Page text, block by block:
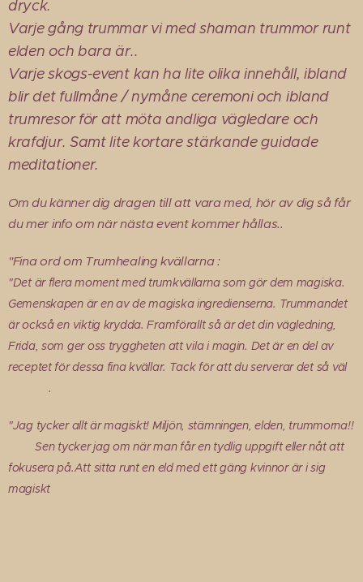
dryck.
Varje gång trummar vi med shaman trummor runt
elden och bara är..
Varje skogs-event kan ha lite olika innehåll, ibland
blir det fullmåne / nymåne ceremoni och ibland
trumresor för att möta andliga vägledare och
krafdjur. Samt lite kortare stärkande guidade
meditationer.
Om du känner dig dragen till att vara med, hör av dig så får
du mer info om när nästa event kommer hållas..
"Fina ord om Trumhealing kvällarna :
"Det är flera moment med trumkvällarna som gör dem magiska.
Gemenskapen är en av de magiska ingredienserna. Trummandet
är också en viktig krydda. Framförallt så är det din vägledning,
Frida, som ger oss tryggheten att vila i magin. Det är en del av
receptet för dessa fina kvällar. Tack för att du serverar det så väl
🙏🏽✨💫.
"Jag tycker allt är magiskt! Miljön, stämningen, elden, trummorna!!
🔥🥁Sen tycker jag om när man får en tydlig uppgift eller nåt att
fokusera på.Att sitta runt en eld med ett gäng kvinnor är i sig
magiskt🌟